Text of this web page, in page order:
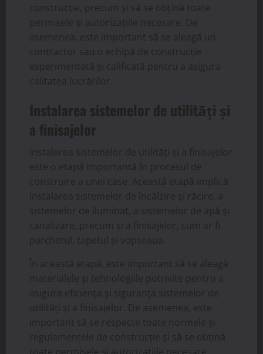
construcție, precum și să se obțină toate
permisele și autorizațiile necesare. De
asemenea, este important să se aleagă un
contractor sau o echipă de construcție
experimentată și calificată pentru a asigura
calitatea lucrărilor.
Instalarea sistemelor de utilități și
a finisajelor
Instalarea sistemelor de utilități și a finisajelor
este o etapă importantă în procesul de
construire a unei case. Această etapă implică
instalarea sistemelor de încălzire și răcire, a
sistemelor de iluminat, a sistemelor de apă și
canalizare, precum și a finisajelor, cum ar fi
parchetul, tapetul și vopseaua.
În această etapă, este important să se aleagă
materialele și tehnologiile potrivite pentru a
asigura eficiența și siguranța sistemelor de
utilități și a finisajelor. De asemenea, este
important să se respecte toate normele și
regulamentele de construcție și să se obțină